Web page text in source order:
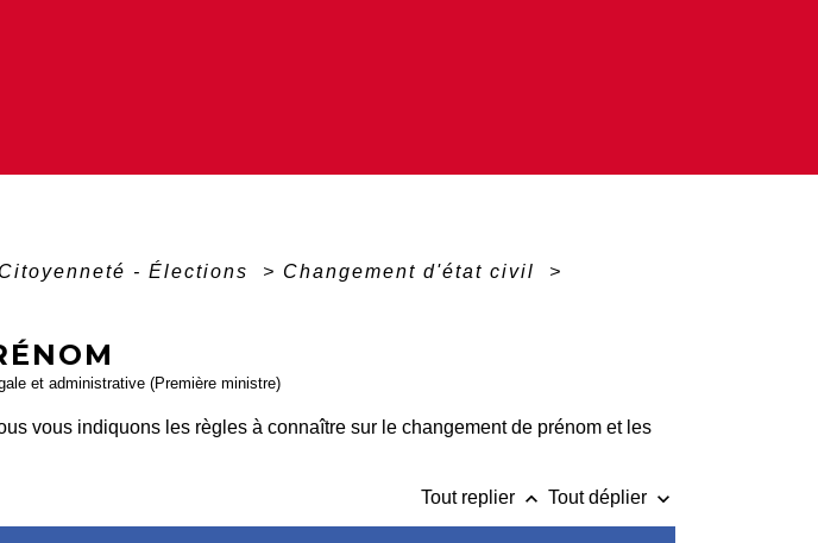
- Élections > Changement d'état civil
>
et administrative (Première ministre)
vous indiquons les règles à connaître sur le changement de prénom et les
Tout replier keyboard_arrow_up Tout déplier keyboard_arrow_down